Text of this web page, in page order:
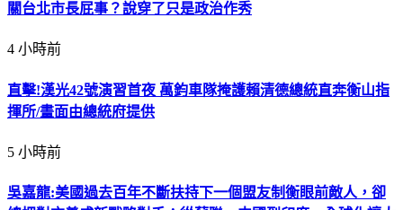
關台北市長屁事？說穿了只是政治作秀
4 小時前
直擊!漢光42號演習首夜 萬鈞車隊掩護賴清德總統直奔衡山指
揮所/畫面由總統府提供
5 小時前
吳嘉龍:美國過去百年不斷扶持下一個盟友制衡眼前敵人，卻